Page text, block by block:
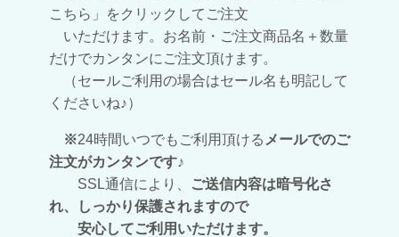
こちら」をクリックしてご注文
いただけます。お名前・ご注文商品名＋数量
だけでカンタンにご注文頂けます。
（セールご利用の場合はセール名も明記して
くださいね♪）
※24時間いつでもご利用頂ける メールでのご
注文がカンタンです♪
SSL通信により、
ご送信内容は暗号化さ
れ、しっかり保護されますので
安心してご利用いただけます。